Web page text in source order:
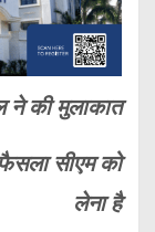
ने की मुलाकात
सीएम को
लेना है